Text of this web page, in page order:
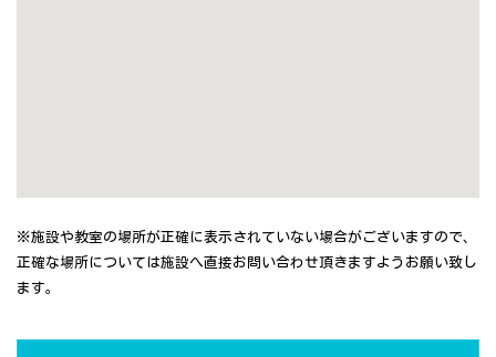
※施設や教室の場所が正確に表示されていない場合がございますので、
正確な場所については施設へ直接お問い合わせ頂きますようお願い致し
ます。